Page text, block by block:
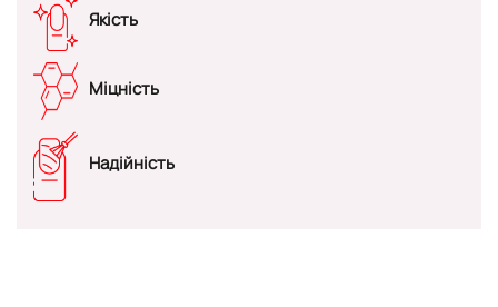
Якість
Міцність
Надійність